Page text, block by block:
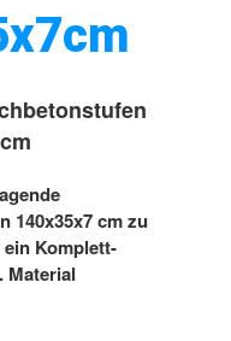
140x35x7 cm zu
Komplett-
Material